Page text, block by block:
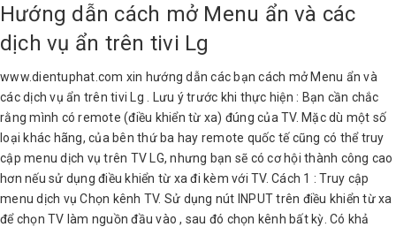
Hướng dẫn cách mở Menu ẩn và các
dịch vụ ẩn trên tivi Lg
www.dientuphat.com xin hướng dẫn các bạn cách mở Menu ẩn và
các dịch vụ ẩn trên tivi Lg . Lưu ý trước khi thực hiện : Bạn cần chắc
rằng mình có remote (điều khiển từ xa) đúng của TV. Mặc dù một số
loại khác hãng, của bên thứ ba hay remote quốc tế cũng có thể truy
cập menu dịch vụ trên TV LG, nhưng bạn sẽ có cơ hội thành công cao
hơn nếu sử dụng điều khiển từ xa đi kèm với TV. Cách 1 : Truy cập
menu dịch vụ Chọn kênh TV. Sử dụng nút INPUT trên điều khiển từ xa
để chọn TV làm nguồn đầu vào , sau đó chọn kênh bất kỳ. Có khả